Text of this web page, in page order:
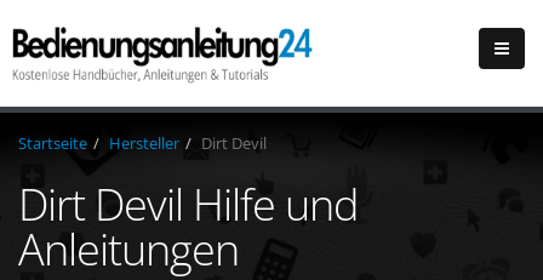
Startseite Hersteller Dirt Devil
Dirt Devil Hilfe und
Anleitungen